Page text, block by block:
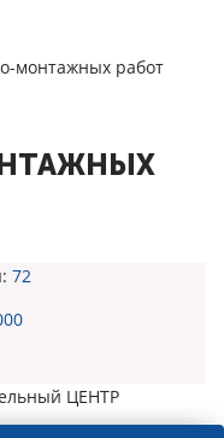
монтажных работ
72
ЦЕНТР